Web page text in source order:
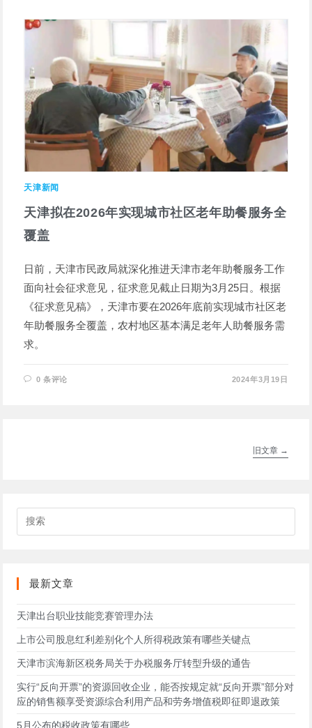
天津新闻
天津拟在2026年实现城市社区老年助餐服务全
覆盖
日前，天津市民政局就深化推进天津市老年助餐服务工作
面向社会征求意见，征求意见截止日期为3月25日。根据
《征求意见稿》，天津市要在2026年底前实现城市社区老
年助餐服务全覆盖，农村地区基本满足老年人助餐服务需
求。
0 条评论 2024年3月19日
旧文章 →
最新文章
天津出台职业技能竞赛管理办法
上市公司股息红利差别化个人所得税政策有哪些关键点
天津市滨海新区税务局关于办税服务厅转型升级的通告
实行“反向开票”的资源回收企业，能否按规定就“反向开票”部分对
应的销售额享受资源综合利用产品和劳务增值税即征即退政策
5月公布的税收政策有哪些